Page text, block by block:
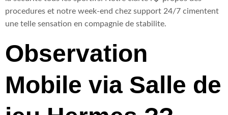
procedures et notre week-end chez support 24/7 cimentent
une telle sensation en compagnie de stabilite.
Observation
Mobile via Salle de